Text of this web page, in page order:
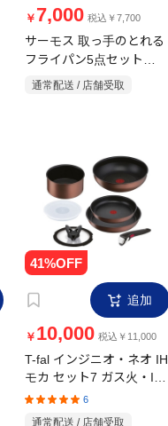
￥ 7,000 税込￥7,700
サーモス 取っ手のとれる
フライパン5点セット
IH・ガス対応
通常配送 / 店舗受取
追加
￥ 10,000 税込￥11,000
T-fal インジニオ・ネオ IH
モカ セット7 ガス火・IH
6
通常配送 / 店舗受取